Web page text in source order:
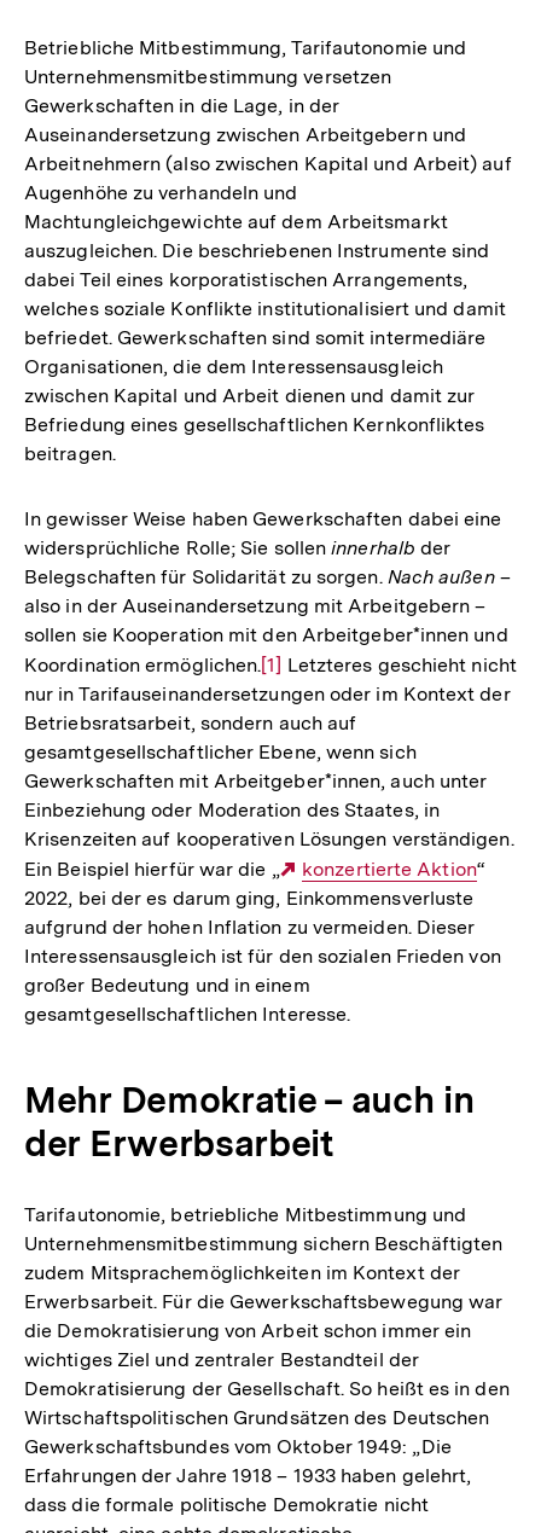
Betriebliche Mitbestimmung, Tarifautonomie und
Unternehmensmitbestimmung versetzen
Gewerkschaften in die Lage, in der
Auseinandersetzung zwischen Arbeitgebern und
Arbeitnehmern (also zwischen Kapital und Arbeit) auf
Augenhöhe zu verhandeln und
Machtungleichgewichte auf dem Arbeitsmarkt
auszugleichen. Die beschriebenen Instrumente sind
dabei Teil eines korporatistischen Arrangements,
welches soziale Konflikte institutionalisiert und damit
befriedet. Gewerkschaften sind somit intermediäre
Organisationen, die dem Interessensausgleich
zwischen Kapital und Arbeit dienen und damit zur
Befriedung eines gesellschaftlichen Kernkonfliktes
beitragen.
In gewisser Weise haben Gewerkschaften dabei eine
widersprüchliche Rolle; Sie solleninnerhalb der
Belegschaften für Solidarität zu sorgen. Nach außen–
also in der Auseinandersetzung mit Arbeitgebern –
sollen sie Kooperation mit den Arbeitgeber*innen und
Koordination ermöglichen.Zur
Auflösung
der
Fußnote
[1] Letzteres geschieht nicht
nur in Tarifauseinandersetzungen oder im Kontext der
Betriebsratsarbeit, sondern auch auf
gesamtgesellschaftlicher Ebene, wenn sich
Gewerkschaften mit Arbeitgeber*innen, auch unter
Einbeziehung oder Moderation des Staates, in
Krisenzeiten auf kooperativen Lösungen verständigen.
Ein Beispiel hierfür war die „
Externer
Link:
konzertierte Aktion“
2022, bei der es darum ging, Einkommensverluste
aufgrund der hohen Inflation zu vermeiden. Dieser
Interessensausgleich ist für den sozialen Frieden von
großer Bedeutung und in einem
gesamtgesellschaftlichen Interesse.
Mehr Demokratie – auch in
der Erwerbsarbeit
Tarifautonomie, betriebliche Mitbestimmung und
Unternehmensmitbestimmung sichern Beschäftigten
zudem Mitsprachemöglichkeiten im Kontext der
Erwerbsarbeit. Für die Gewerkschaftsbewegung war
die Demokratisierung von Arbeit schon immer ein
wichtiges Ziel und zentraler Bestandteil der
Demokratisierung der Gesellschaft. So heißt es in den
Wirtschaftspolitischen Grundsätzen des Deutschen
Gewerkschaftsbundes vom Oktober 1949: „Die
Erfahrungen der Jahre 1918 – 1933 haben gelehrt,
dass die formale politische Demokratie nicht